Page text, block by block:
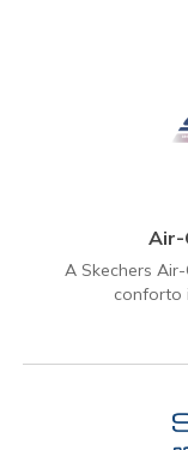
Air-
A Skechers
conforto